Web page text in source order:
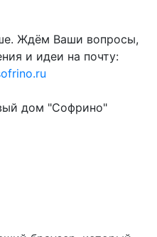
Ждём Ваши вопросы,
и идеи на почту:
дом "Софрино"